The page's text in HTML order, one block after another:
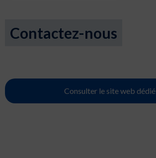
Contactez-nous
Consulter le site web dédié